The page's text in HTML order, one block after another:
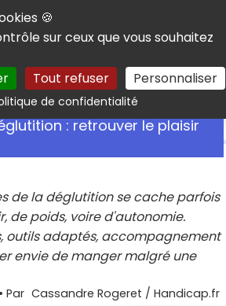
cookies
🍪
sur ceux que vous souhaitez
Tout refuser Personnaliser
de confidentialitéRechercher
: retrouver le plaisir
de la déglutition se cache parfois
de poids, voire d'autonomie.
outils adaptés, accompagnement
envie de manger malgré une
• Par Cassandre Rogeret / Handicap.fr